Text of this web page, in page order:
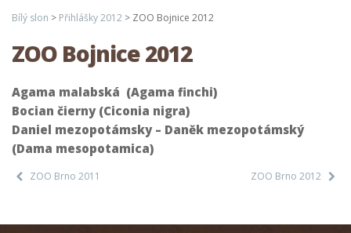
Bílý slon > Přihlášky 2012 > ZOO Bojnice 2012
ZOO Bojnice 2012
Agama malabská (Agama finchi)
Bocian čierny (Ciconia nigra)
Daniel mezopotámsky – Daněk mezopotámský
(Dama mesopotamica)
ZOO Brno 2011 ZOO Brno 2012